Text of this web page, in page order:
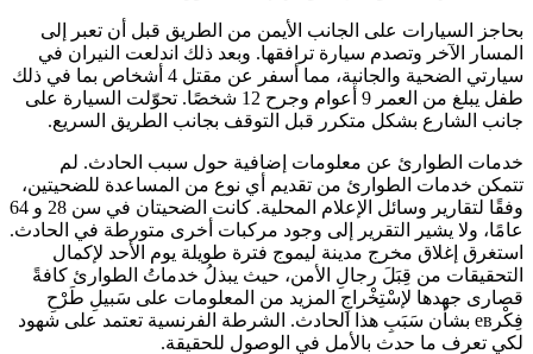
بحاجز السيارات على الجانب الأيمن من الطريق قبل أن تعبر إلى
المسار الآخر وتصدم سيارة ترافقها. وبعد ذلك اندلعت النيران في
سيارتي الضحية والجانية، مما أسفر عن مقتل 4 أشخاص بما في ذلك
طفل يبلغ من العمر 9 أعوام وجرح 12 شخصًا. تحوّلت السيارة على
جانب الشارع بشكل متكرر قبل التوقف بجانب الطريق السريع.
خدمات الطوارئ عن معلومات إضافية حول سبب الحادث. لم
تتمكن خدمات الطوارئ من تقديم أي نوع من المساعدة للضحيتين،
وفقًا لتقارير وسائل الإعلام المحلية. كانت الضحيتان في سن 28 و 64
عامًا، ولا يشير التقرير إلى وجود مركبات أخرى متورطة في الحادث.
استغرق إغلاق مخرج مدينة ليموج فترة طويلة يوم الأحد لإكمال
التحقيقات من قِبَلَ رجالِ الأمن، حيث يبذلُ خدماتُ الطوارئ كافةً
قصارى جهدها لإسْتِخْراجِ المزيد من المعلومات على سَبيلِ طَرْحِ
فِكْرев بشأن سَبَبِ هذا الحادث. الشرطة الفرنسية تعتمد على شهود
لكي تعرف ما حدث بالأمل في الوصول للحقيقة.